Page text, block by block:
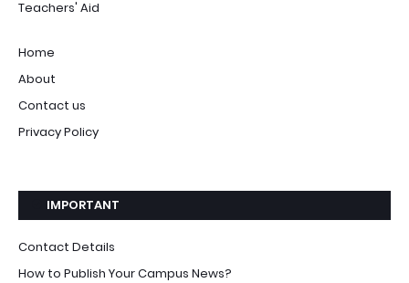
Teachers' Aid
Home
About
Contact us
Privacy Policy
IMPORTANT
Contact Details
How to Publish Your Campus News?